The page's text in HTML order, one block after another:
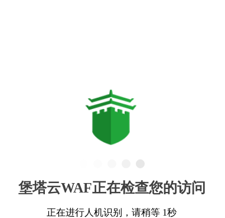
堡塔云WAF正在检查您的访问
正在进行人机识别，请稍等 1秒